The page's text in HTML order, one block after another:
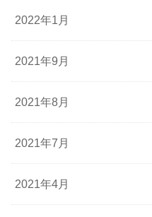
2022年1月
2021年9月
2021年8月
2021年7月
2021年4月